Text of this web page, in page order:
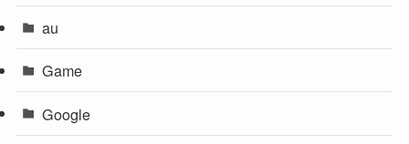
au
Game
Google